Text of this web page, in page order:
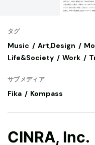
タグ
Music Art,Design
Life&Society
Work
サブメディア
Fika Kompass
CINRA, Inc.